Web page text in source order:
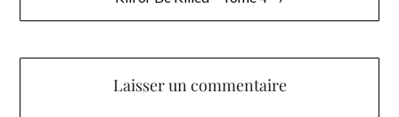
Laisser un commentaire